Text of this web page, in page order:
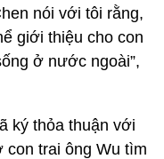
nói với tôi rằng,
giới thiệu cho con
ở nước ngoài”,
ký thỏa thuận với
con trai ông Wu tìm